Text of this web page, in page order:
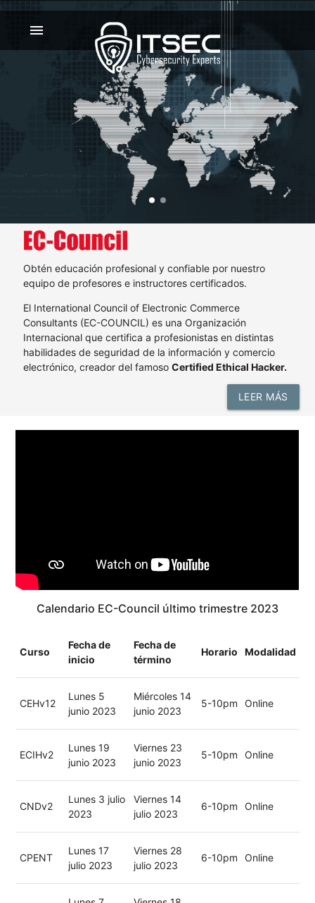
menu
Obtén educación profesional y confiable por nuestro
equipo de profesores e instructores certificados.
El International Council of Electronic Commerce
Consultants (EC-COUNCIL) es una Organización
Internacional que certifica a profesionistas en distintas
habilidades de seguridad de la información y comercio
electrónico, creador del famoso Certified Ethical Hacker.
LEER MÁS
Calendario EC-Council último trimestre 2023
Curso
Fecha de
inicio
Fecha de
término
Horario Modalidad
CEHv12
Lunes 5
junio 2023
Miércoles 14
junio 2023
5-10pm Online
ECIHv2
Lunes 19
junio 2023
Viernes 23
junio 2023
5-10pm Online
CNDv2
Lunes 3 julio
2023
Viernes 14
julio 2023
6-10pm Online
CPENT
Lunes 17
julio 2023
Viernes 28
julio 2023
6-10pm Online